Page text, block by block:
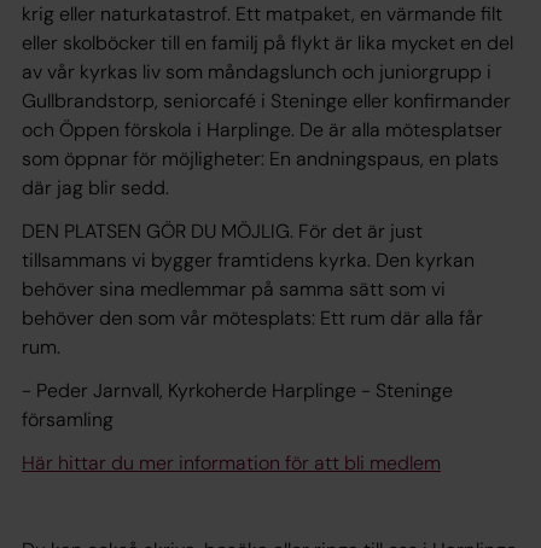
krig eller naturkatastrof. Ett matpaket, en värmande filt
eller skolböcker till en familj på flykt är lika mycket en del
av vår kyrkas liv som måndagslunch och juniorgrupp i
Gullbrandstorp, seniorcafé i Steninge eller konfirmander
och Öppen förskola i Harplinge. De är alla mötesplatser
som öppnar för möjligheter: En andningspaus, en plats
där jag blir sedd.
DEN PLATSEN GÖR DU MÖJLIG. För det är just
tillsammans vi bygger framtidens kyrka. Den kyrkan
behöver sina medlemmar på samma sätt som vi
behöver den som vår mötesplats: Ett rum där alla får
rum.
- Peder Jarnvall, Kyrkoherde Harplinge - Steninge
församling
Här hittar du mer information för att bli medlem